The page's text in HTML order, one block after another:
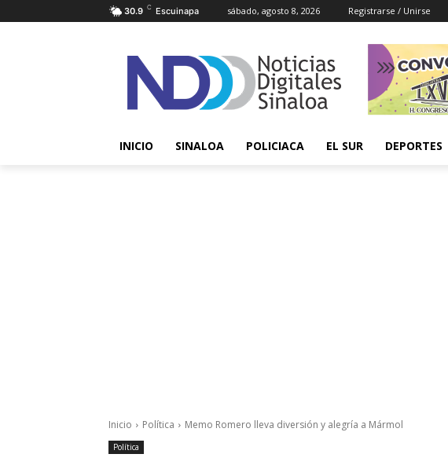
30.9 C Escuinapa sábado, agosto 8, 2026 Registrarse / Unirse
INICIO SINALOA POLICIACA EL SUR DEPORTES
Inicio Política Memo Romero lleva diversión y alegría a Mármol
Política